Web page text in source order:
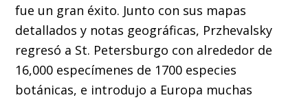
fue un gran éxito. Junto con sus mapas
detallados y notas geográficas, Przhevalsky
regresó a St. Petersburgo con alrededor de
16,000 especímenes de 1700 especies
botánicas, e introdujo a Europa muchas